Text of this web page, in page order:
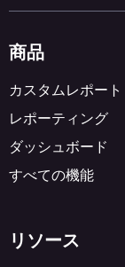
商品
カスタムレポート
レポーティング
ダッシュボード
すべての機能
リソース